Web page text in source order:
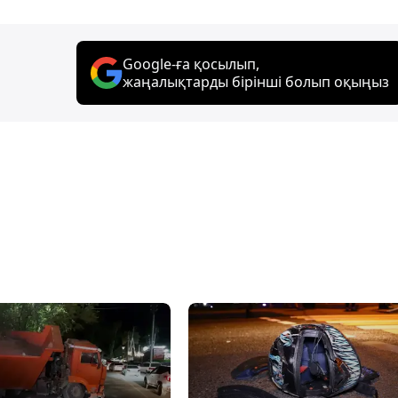
Google-ға қосылып,
жаңалықтарды бірінші болып оқыңыз